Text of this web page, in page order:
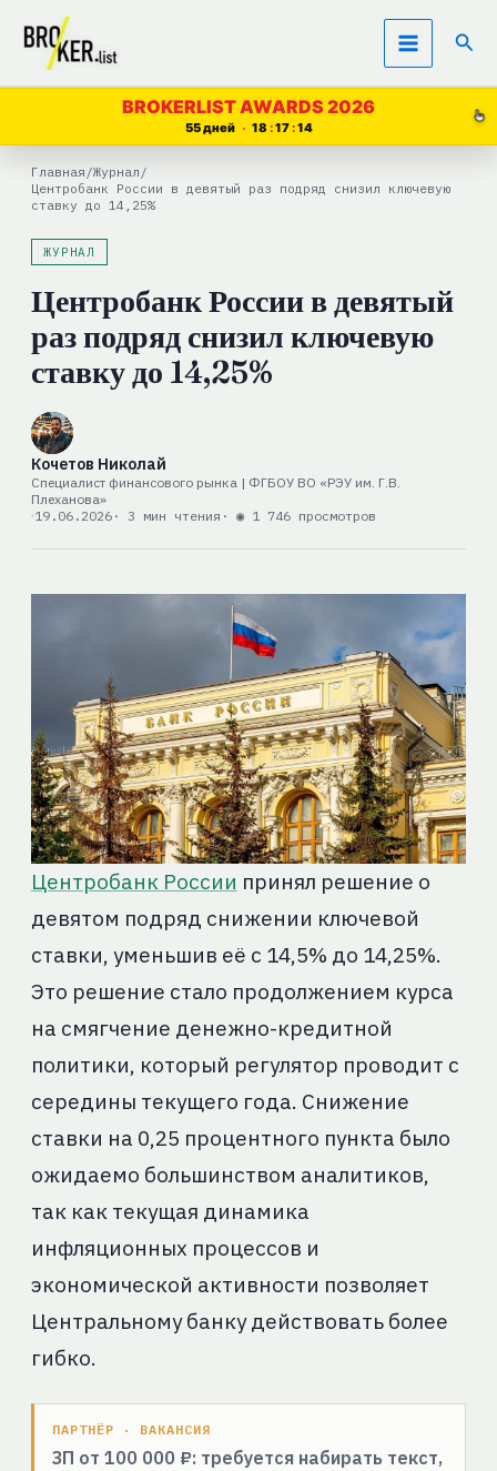
Перейти
содержимому
BROKERLIST AWARDS 2026
55 дней 18 17 13
Главная /Журнал /
Центробанк России в девятый раз подряд снизил ключевую
ставку до 14,25%
ЖУРНАЛ
Центробанк России в девятый
раз подряд снизил ключевую
ставку до 14,25%
Кочетов Николай
Специалист финансового рынка | ФГБОУ ВО «РЭУ им. Г.В.
Плеханова»
19.06.2026· 3 мин чтения · ◉ 1 746 просмотров
Центробанк России принял решение о
девятом подряд снижении ключевой
ставки, уменьшив её с 14,5% до 14,25%.
Это решение стало продолжением курса
на смягчение денежно-кредитной
политики, который регулятор проводит с
середины текущего года. Снижение
ставки на 0,25 процентного пункта было
ожидаемо большинством аналитиков,
так как текущая динамика
инфляционных процессов и
экономической активности позволяет
Центральному банку действовать более
гибко.
ПАРТНЁР · ВАКАНСИЯ
ЗП от 100 000 ₽: требуется набирать текст,